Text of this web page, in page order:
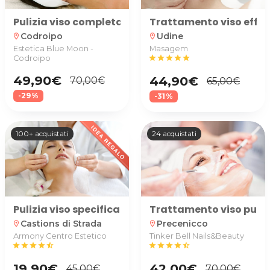
Pulizia viso completa + eventuale trattamento
location_on Codroipo
Estetica Blue Moon -
Codroipo
49,90€ 70,00€
-29%
Trattamento viso
location_on Udine
Masagem
starstarstarstarstar
44,90€ 65,00€
-31%
100+ acquistati
Pulizia viso specifica
location_on Castions di Strada
Armony Centro Estetico
starstarstarstarstar_half
24 acquistati
Trattamento viso
location_on Precenicco
Tinker Bell Nails&Beauty
starstarstarstarstar_half